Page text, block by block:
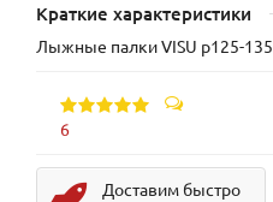
Краткие характеристики
Лыжные палки VISU р125-135
6
Доставим быстро